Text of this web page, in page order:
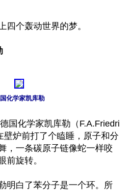
四个轰动世界的梦。
化学家凯库勒
国化学家凯库勒（F.A.Friedri
壁炉前打了个瞌睡，原子和分
，一条碳原子链像蛇一样咬
前旋转。
明白了苯分子是一个环。所